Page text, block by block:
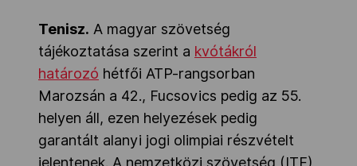
Tenisz. A magyar szövetség
tájékoztatása szerint a kvótákról
határozó hétfői ATP-rangsorban
Marozsán a 42., Fucsovics pedig az 55.
helyen áll, ezen helyezések pedig
garantált alanyi jogi olimpiai részvételt
jelentenek. A nemzetközi szövetség (ITF)